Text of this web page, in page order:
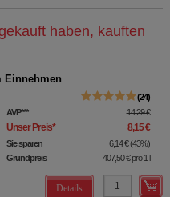
haben, kauften
Einnehmen
24
AVP*** 14,29 €
Unser Preis* 8,15 €
Sie sparen 6,14 € (43%)
Grundpreis
407,50 €pro 1 l
Details